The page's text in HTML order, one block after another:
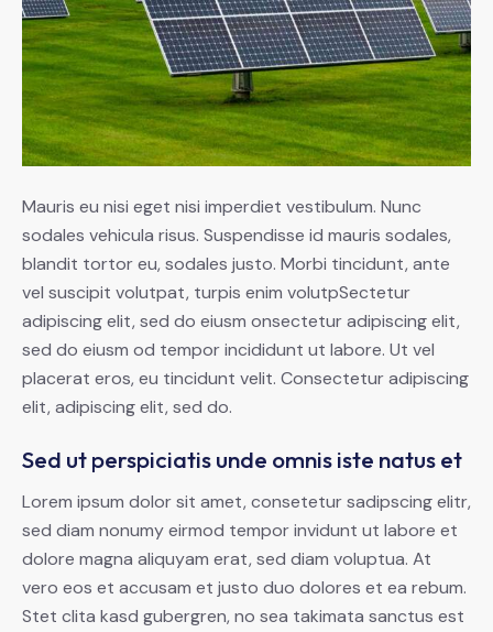
Mauris eu nisi eget nisi imperdiet vestibulum. Nunc
sodales vehicula risus. Suspendisse id mauris sodales,
blandit tortor eu, sodales justo. Morbi tincidunt, ante
vel suscipit volutpat, turpis enim volutpSectetur
adipiscing elit, sed do eiusm onsectetur adipiscing elit,
sed do eiusm od tempor incididunt ut labore. Ut vel
placerat eros, eu tincidunt velit. Consectetur adipiscing
elit, adipiscing elit, sed do.
Sed ut perspiciatis unde omnis iste natus et
Lorem ipsum dolor sit amet, consetetur sadipscing elitr,
sed diam nonumy eirmod tempor invidunt ut labore et
dolore magna aliquyam erat, sed diam voluptua. At
vero eos et accusam et justo duo dolores et ea rebum.
Stet clita kasd gubergren, no sea takimata sanctus est